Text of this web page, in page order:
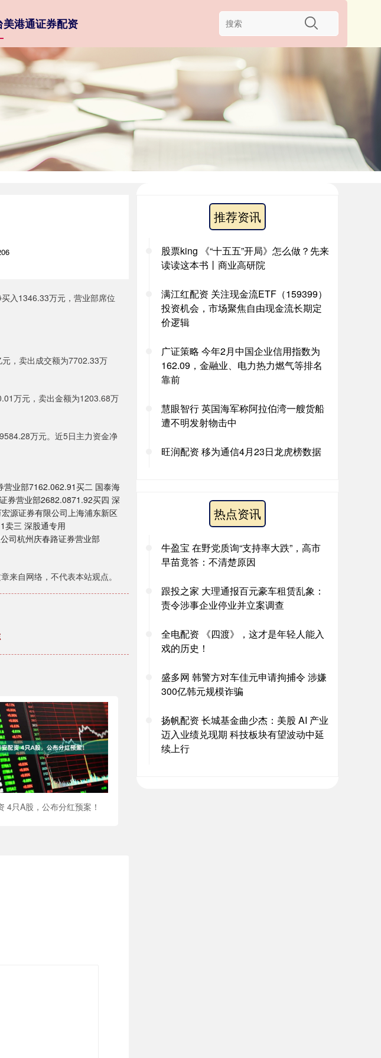
美港通证券配资
入1346.33万元，营业部席位
，卖出成交额为7702.33万
万元，卖出金额为1203.68万
万元。近5日主力资金净
营业部7162.062.91买二 国泰海
券营业部2682.0871.92买四 深
源证券有限公司上海浦东新区
卖三 深股通专用
司杭州庆春路证券营业部
来自网络，不代表本站观点。
4只A股，公布分红预案！
推荐资讯
股票king 《“十五五”开局》怎么做？先来
读读这本书丨商业高研院
满江红配资 关注现金流ETF（159399）
投资机会，市场聚焦自由现金流长期定
价逻辑
广证策略 今年2月中国企业信用指数为
162.09，金融业、电力热力燃气等排名
靠前
慧眼智行 英国海军称阿拉伯湾一艘货船
遭不明发射物击中
旺润配资 移为通信4月23日龙虎榜数据
热点资讯
牛盈宝 在野党质询“支持率大跌”，高市
早苗竟答：不清楚原因
跟投之家 大理通报百元豪车租赁乱象：
责令涉事企业停业并立案调查
全电配资 《四渡》，这才是年轻人能入
戏的历史！
盛多网 韩警方对车佳元申请拘捕令 涉嫌
300亿韩元规模诈骗
扬帆配资 长城基金曲少杰：美股 AI 产业
迈入业绩兑现期 科技板块有望波动中延
续上行